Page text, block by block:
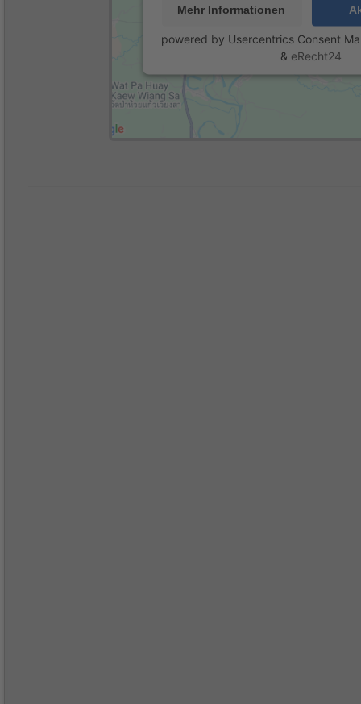
Mehr Informationen
powered by Usercentrics Consent
& eRecht24